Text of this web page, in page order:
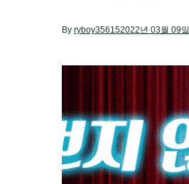
By ryboy356152022년 03월 09일